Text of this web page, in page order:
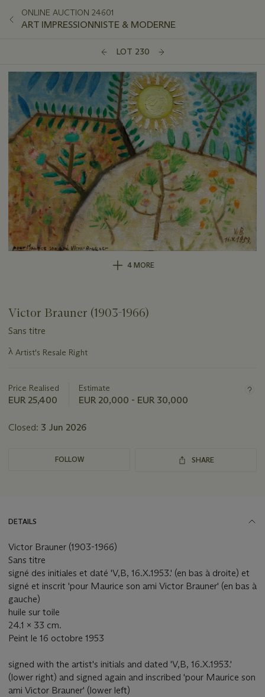
ONLINE AUCTION 24601
ART IMPRESSIONNISTE & MODERNE
LOT 230
4 MORE
Victor Brauner (1903-1966)
Sans titre
Important
lot
λ Artist's Resale Right
Price Realised
EUR 25,400
Estimate
EUR 20,000 - EUR 30,000
Closed: 3 Jun 2026
FOLLOW SHARE
DETAILS
Victor Brauner (1903-1966)
Sans titre
signé des initiales et daté 'V,B, 16.X.1953.' (en bas à droite) et
signé et inscrit 'pour Maurice son ami Victor Brauner' (en bas à
gauche)
huile sur toile
24.1 x 33 cm.
Peint le 16 octobre 1953
signed with the artist's initials and dated 'V,B, 16.X.1953.'
(lower right) and signed again and inscribed 'pour Maurice son
ami Victor Brauner' (lower left)